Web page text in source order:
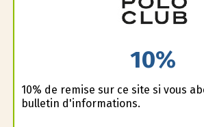
10%
10% de remise sur ce site si vous
bulletin d'informations.